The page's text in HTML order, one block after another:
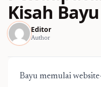
Kisah Bayu
Editor
Author
Bayu memulai